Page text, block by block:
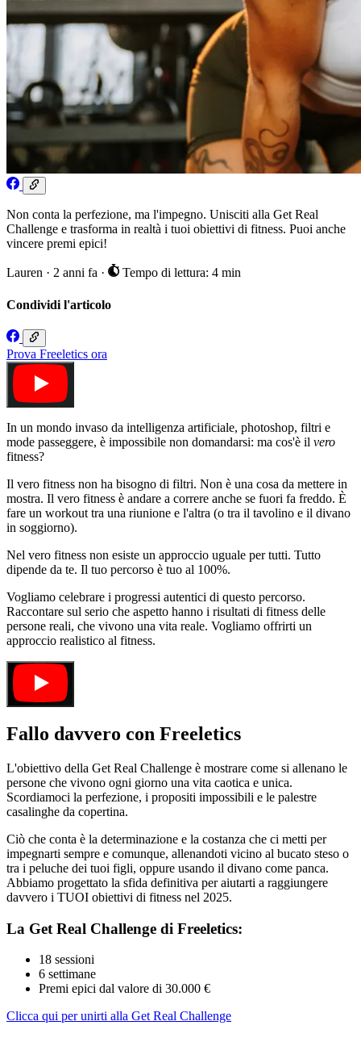
Non conta la perfezione, ma l'impegno. Unisciti alla Get Real
Challenge e trasforma in realtà i tuoi obiettivi di fitness. Puoi anche
vincere premi epici!
Lauren · 2 anni fa · Tempo di lettura: 4 min
Condividi l'articolo
Prova Freeletics ora
In un mondo invaso da intelligenza artificiale, photoshop, filtri e
mode passeggere, è impossibile non domandarsi: ma cos'è il vero
fitness?
Il vero fitness non ha bisogno di filtri. Non è una cosa da mettere in
mostra. Il vero fitness è andare a correre anche se fuori fa freddo. È
fare un workout tra una riunione e l'altra (o tra il tavolino e il divano
in soggiorno).
Nel vero fitness non esiste un approccio uguale per tutti. Tutto
dipende da te. Il tuo percorso è tuo al 100%.
Vogliamo celebrare i progressi autentici di questo percorso.
Raccontare sul serio che aspetto hanno i risultati di fitness delle
persone reali, che vivono una vita reale. Vogliamo offrirti un
approccio realistico al fitness.
Fallo davvero con Freeletics
L'obiettivo della Get Real Challenge è mostrare come si allenano le
persone che vivono ogni giorno una vita caotica e unica.
Scordiamoci la perfezione, i propositi impossibili e le palestre
casalinghe da copertina.
Ciò che conta è la determinazione e la costanza che ci metti per
impegnarti sempre e comunque, allenandoti vicino al bucato steso o
tra i peluche dei tuoi figli, oppure usando il divano come panca.
Abbiamo progettato la sfida definitiva per aiutarti a raggiungere
davvero i TUOI obiettivi di fitness nel 2025.
La Get Real Challenge di Freeletics:
18 sessioni
6 settimane
Premi epici dal valore di 30.000 €
Clicca qui per unirti alla Get Real Challenge